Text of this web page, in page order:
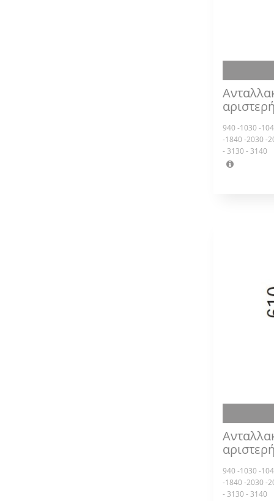
940 -1030 -
-1840 -2030 -
- 3130 - 3140
940 -1030 -
-1840 -2030 -
- 3130 - 3140